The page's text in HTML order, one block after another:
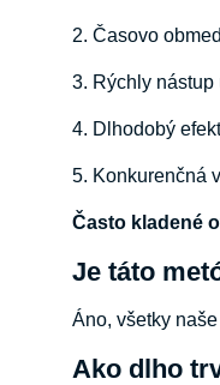
2. Časovo
3. Rýchly
4. Dlhodobý
5. Konkurenčná
Často kladené
Je táto
Áno, všetky
Ako dlho